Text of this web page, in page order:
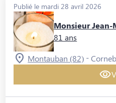
Publié le mardi 28 avril 2026
Monsieur Jean-
81 ans
Montauban (82) -